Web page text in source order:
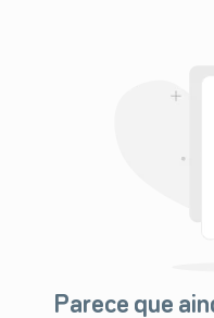
Parece que